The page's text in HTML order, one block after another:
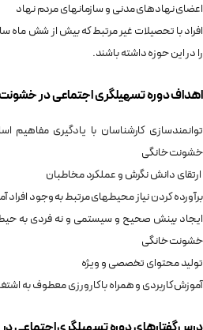
اعضای نهادهای مدنی و سازمانهای مردم نهاد
افراد با تحصیلات غیر مرتبط که بیش از شش ماه
را در این حوزه داشته باشند.
اهداف دوره تسهیلگری اجتماعی در
توانمندسازی کارشناسان با یادگیری
خشونت خانگی
ارتقای دانش نگرش و عملکرد مخاطبان
برآورده کردن نیاز محیطهای مرتبط به وجود
ایجاد بینش صحیح و سیستمی و نه فردی به
خشونت خانگی
تولید محتوای تخصصی و ویژه
آموزش کاربردی و همراه با کارورزی معطوف به